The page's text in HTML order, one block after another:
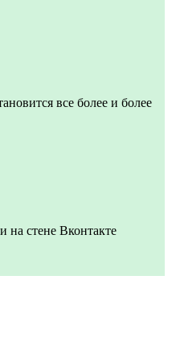
все более и более
стене Вконтакте